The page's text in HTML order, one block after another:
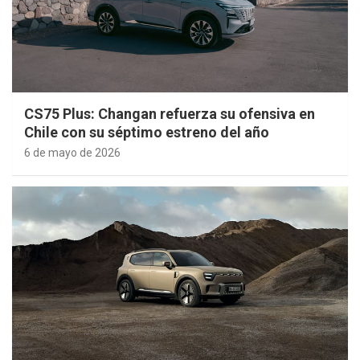
CS75 Plus: Changan refuerza su ofensiva en
Chile con su séptimo estreno del año
6 de mayo de 2026